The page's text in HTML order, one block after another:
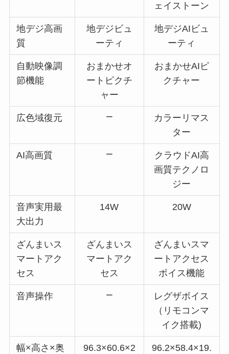
ェイストーン
地デジ高画
質
地デジビュ
ーティ
地デジAIビュ
ーティ
自動映像調
節機能
おまかせオ
ートピクチ
ャー
おまかせAIピ
クチャー
広色域復元
カラーリマス
ター
AI高画質
クラウドAI高
画質テクノロ
ジー
音声実用最
大出力
14W 20W
ざんまいス
マートアク
セス
ざんまいス
マートアク
セス
ざんまいスマ
ートアクセス
ボイス機能
音声操作
レグザボイス
（リモコンマ
イク搭載)
幅×高さ×奥
96.3×60.6×2
96.2×58.4×19.